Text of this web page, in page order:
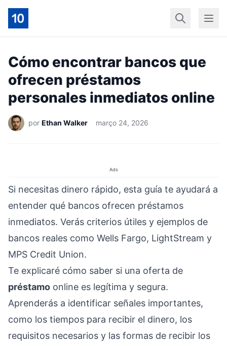
InícioGeral
Cómo encontrar bancos que
ofrecen préstamos
personales inmediatos online
por Ethan Walker março 24, 2026
Ads
Si necesitas dinero rápido, esta guía te ayudará a
entender qué bancos ofrecen préstamos
inmediatos. Verás criterios útiles y ejemplos de
bancos reales como Wells Fargo, LightStream y
MPS Credit Union.
Te explicaré cómo saber si una oferta de
préstamo online es legítima y segura.
Aprenderás a identificar señales importantes,
como los tiempos para recibir el dinero, los
requisitos necesarios y las formas de recibir los